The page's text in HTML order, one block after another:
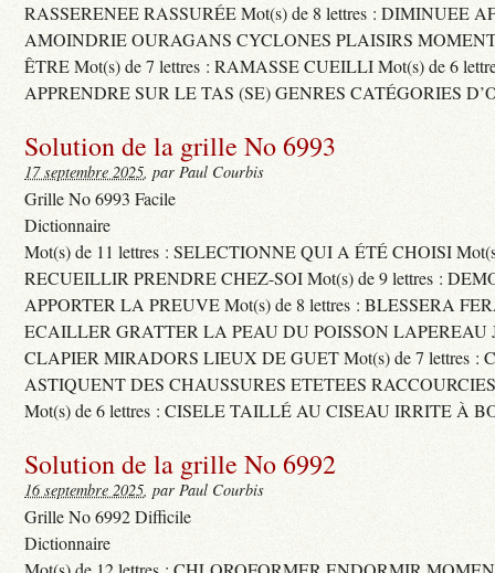
RASSERENEE RASSURÉE Mot(s) de 8 lettres : DIMINUEE
AMOINDRIE OURAGANS CYCLONES PLAISIRS
ÊTRE Mot(s) de 7 lettres : RAMASSE CUEILLI Mot(s) de 6
APPRENDRE SUR LE TAS (SE) GENRES CATÉGORIES
Solution de la grille No 6993
17 septembre 2025, par Paul Courbis
Grille No 6993 Facile
Dictionnaire
Mot(s) de 11 lettres : SELECTIONNE QUI A ÉTÉ CHOISI
RECUEILLIR PRENDRE CHEZ-SOI Mot(s) de 9 lettres :
APPORTER LA PREUVE Mot(s) de 8 lettres : BLESSERA
ECAILLER GRATTER LA PEAU DU POISSON LAPEREAU
CLAPIER MIRADORS LIEUX DE GUET Mot(s) de 7 lettres :
ASTIQUENT DES CHAUSSURES ETETEES
Mot(s) de 6 lettres : CISELE TAILLÉ AU CISEAU IRRITE À
Solution de la grille No 6992
16 septembre 2025, par Paul Courbis
Grille No 6992 Difficile
Dictionnaire